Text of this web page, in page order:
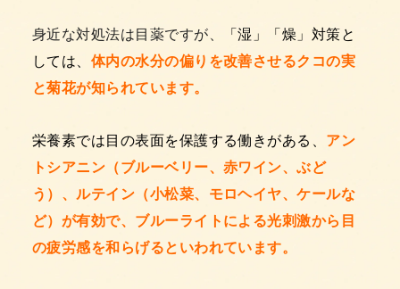
身近な対処法は目薬ですが、
「湿」「燥」対策と
しては、 体内の水分の偏りを改善させるクコの実
と菊花が知られています。
栄養素では目の表面を保護する働きがある、 アン
トシアニン（ブルーベリー、赤ワイン、ぶど
う）、ルテイン（小松菜、モロヘイヤ、ケールな
ど）が有効で、ブルーライトによる光刺激から目
の疲労感を和らげるといわれています。